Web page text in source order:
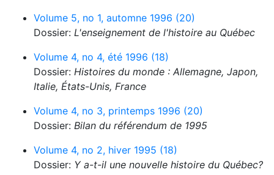
Volume 5, no 1, automne 1996 (20)
Dossier: L'enseignement de l'histoire au Québec
Volume 4, no 4, été 1996 (18)
Dossier: Histoires du monde : Allemagne, Japon,
Italie, États-Unis, France
Volume 4, no 3, printemps 1996 (20)
Dossier: Bilan du référendum de 1995
Volume 4, no 2, hiver 1995 (18)
Dossier: Y a-t-il une nouvelle histoire du Québec?